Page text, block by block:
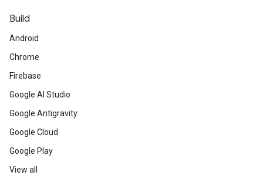
Build
Android
Chrome
Firebase
Google AI Studio
Google Antigravity
Google Cloud
Google Play
View all